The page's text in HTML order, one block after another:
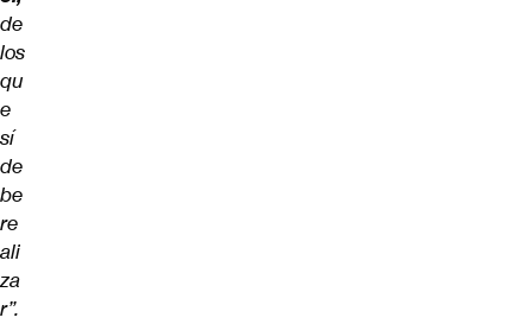
de
los
qu
e
sí
de
be
re
ali
za
r”.